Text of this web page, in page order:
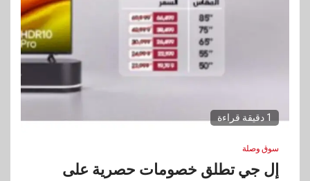
1 دقيقة قراءة
سوق وصلة
إل جي تطلق خصومات حصرية على